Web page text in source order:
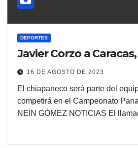
DEPORTES
Javier Corzo a
16 DE AGOSTO DE 2023
El chiapaneco será parte del
competirá en el Campeonato
NEIN GÓMEZ NOTICIAS El